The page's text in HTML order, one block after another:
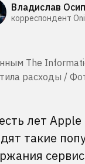
Владислав
корреспондент
The
расходы /
лет Apple
такие